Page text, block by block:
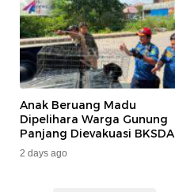
Anak Beruang Madu
Dipelihara Warga Gunung
Panjang Dievakuasi BKSDA
Dan DAMKAR
2 days ago